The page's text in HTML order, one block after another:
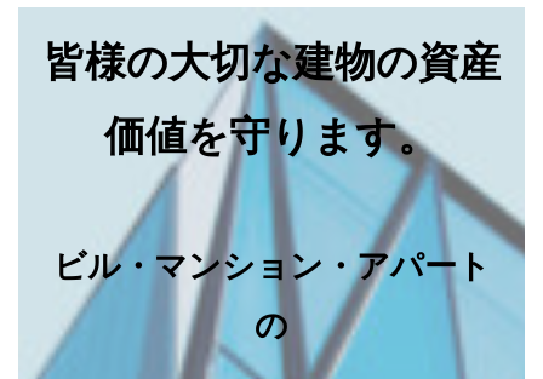
皆様の大切な建物の資産
価値を守ります。
ビル・マンション・アパート
の